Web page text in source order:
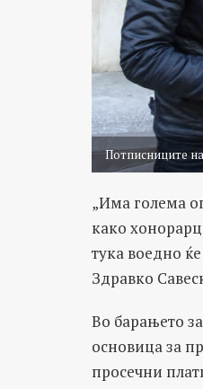
Потписниците
„Има голема
како
тука воедно
Здравко
Во барањето
основица за
просечни